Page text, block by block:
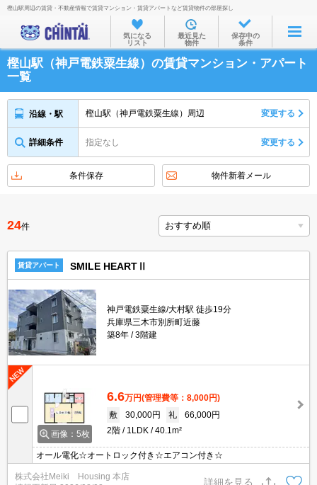
お部屋を探す
沿線・駅から
住所から
家賃相場から
不動産会社から
樫山駅周辺の賃貸・不動産情報で賃貸マンション・賃貸アパートなど賃貸物件の部屋探し
気になる
リスト
最近見た
物件
保存中の
条件
樫山駅（神戸電鉄粟生線）の賃貸マンション・アパート
一覧
沿線・駅 樫山駅（神戸電鉄粟生線）周辺 変更する
詳細条件 指定なし 変更する
条件保存 物件新着メール
24件
賃貸アパート SMILE HEARTⅡ
神戸電鉄粟生線/大村駅 徒歩19分
兵庫県三木市別所町近藤
築8年
3階建
画像：5枚
6.6万円(管理費等：8,000円)
敷
30,000円 礼
66,000円
2階
1LDK 40.1m²
オール電化☆オートロック付き☆エアコン付き☆
株式会社Meiki Housing 本店
詳細を見る